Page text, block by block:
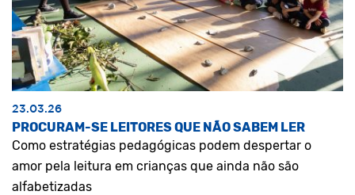
23.03.26
PROCURAM-SE LEITORES QUE NÃO SABEM LER
Como estratégias pedagógicas podem despertar o
amor pela leitura em crianças que ainda não são
alfabetizadas